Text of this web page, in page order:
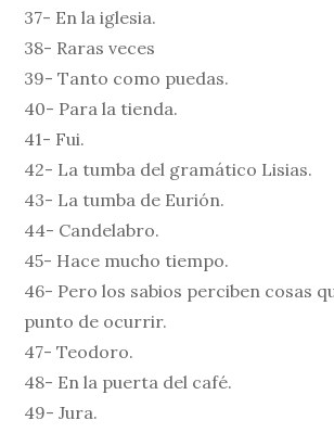
37- En la iglesia.
38- Raras veces
39- Tanto como puedas.
40- Para la tienda.
41- Fui.
42- La tumba del gramático Lisias.
43- La tumba de Eurión.
44- Candelabro.
45- Hace mucho tiempo.
46- Pero los sabios perciben cosas
punto de ocurrir.
47- Teodoro.
48- En la puerta del café.
49- Jura.